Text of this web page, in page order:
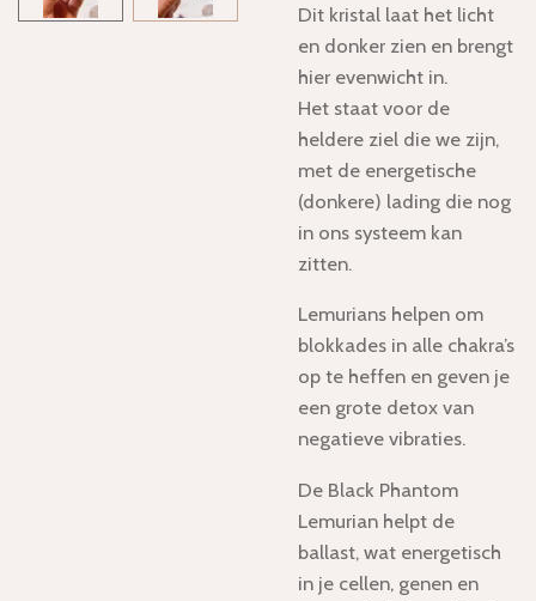
Dit kristal laat het licht
en donker zien en brengt
hier evenwicht in.
Het staat voor de
heldere ziel die we zijn,
met de energetische
(donkere) lading die nog
in ons systeem kan
zitten.
Lemurians helpen om
blokkades in alle chakra’s
op te heffen en geven je
een grote detox van
negatieve vibraties.
De Black Phantom
Lemurian helpt de
ballast, wat energetisch
in je cellen, genen en